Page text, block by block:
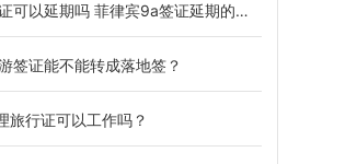
以延期吗 菲律宾9a签证延期的材料
签证能不能转成落地签？
旅行证可以工作吗？